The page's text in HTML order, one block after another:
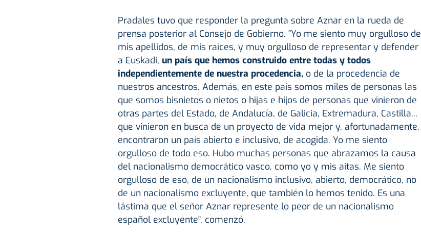
Pradales tuvo que responder la pregunta sobre Aznar en la rueda de
prensa posterior al Consejo de Gobierno. "Yo me siento muy orgulloso de
mis apellidos, de mis raíces, y muy orgulloso de representar y defender
a Euskadi, un país que hemos construido entre todas y todos
independientemente de nuestra procedencia, o de la procedencia de
nuestros ancestros. Además, en este país somos miles de personas las
que somos bisnietos o nietos o hijas e hijos de personas que vinieron de
otras partes del Estado, de Andalucía, de Galicia, Extremadura, Castilla...
que vinieron en busca de un proyecto de vida mejor y, afortunadamente,
encontraron un país abierto e inclusivo, de acogida. Yo me siento
orgulloso de todo eso. Hubo muchas personas que abrazamos la causa
del nacionalismo democrático vasco, como yo y mis aitas. Me siento
orgulloso de eso, de un nacionalismo inclusivo, abierto, democrático, no
de un nacionalismo excluyente, que también lo hemos tenido. Es una
lástima que el señor Aznar represente lo peor de un nacionalismo
español excluyente", comenzó.